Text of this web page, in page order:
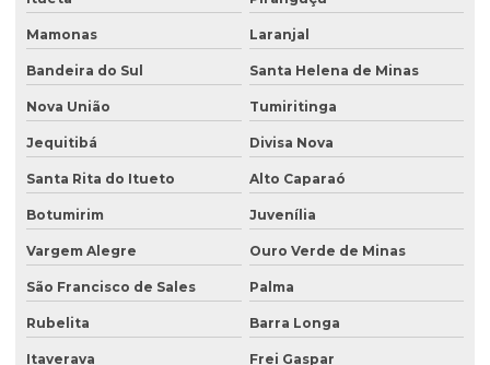
Mamonas Laranjal
Bandeira do Sul Santa Helena de Minas
Nova União Tumiritinga
Jequitibá Divisa Nova
Santa Rita do Itueto Alto Caparaó
Botumirim Juvenília
Vargem Alegre Ouro Verde de Minas
São Francisco de Sales Palma
Rubelita Barra Longa
Itaverava Frei Gaspar